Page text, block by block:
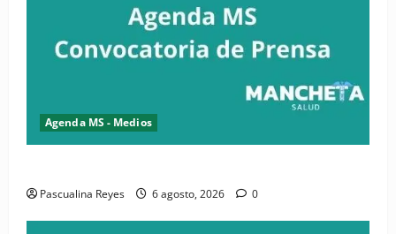
Agenda MS - Medios
Pascualina Reyes 6 agosto, 2026 0